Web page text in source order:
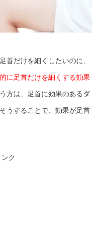
首だけを細くしたいのに、
に足首だけを細くする効果
方は、足首に効果のあるダ
うすることで、効果が足首
ク